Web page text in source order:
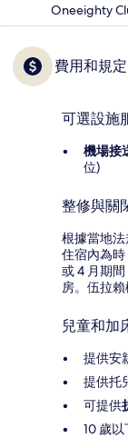
Oneeighty
費用和規定
可選設施
機場接
位)
整修與關
根據當地
住宿內為
或 4 月期
房。伍拉賴
兒童和加
提供安
提供托
可提供
10 歲